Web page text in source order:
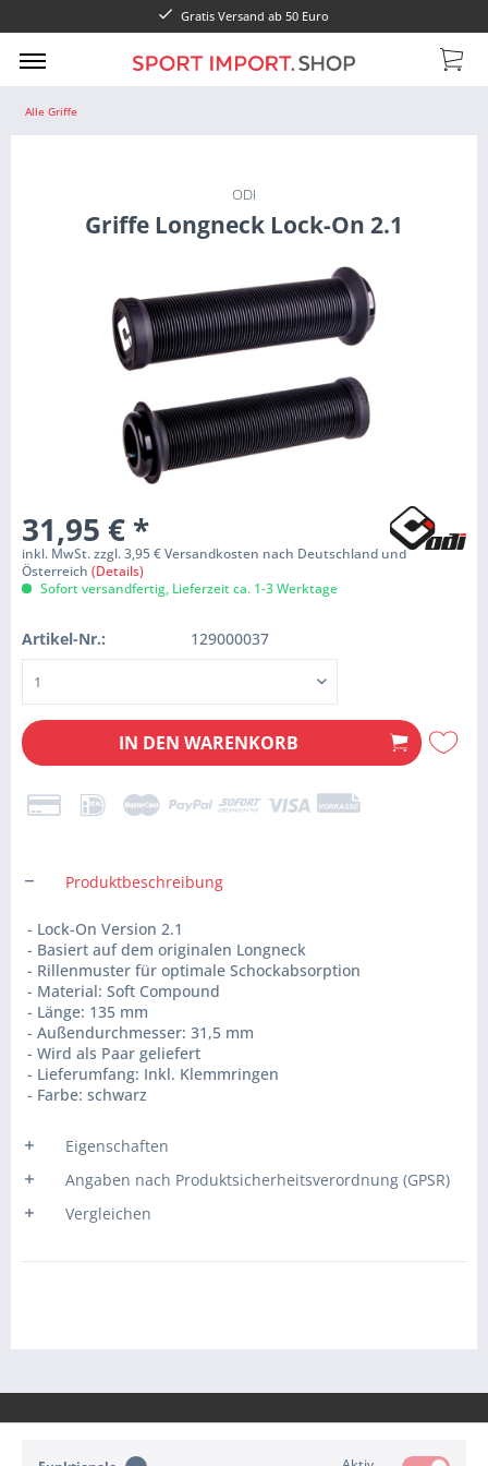
Gratis Versand ab 50 Euro
Alle Griffe
ODI
Griffe Longneck Lock-On 2.1
31,95 € *
inkl. MwSt. zzgl. 3,95 € Versandkosten nach Deutschland und
Österreich (Details)
Sofort versandfertig, Lieferzeit ca. 1-3 Werktage
Artikel-Nr.: 129000037
IN DEN WARENKORB
Produktbeschreibung
- Lock-On Version 2.1
- Basiert auf dem originalen Longneck
- Rillenmuster für optimale Schockabsorption
- Material: Soft Compound
- Länge: 135 mm
- Außendurchmesser: 31,5 mm
- Wird als Paar geliefert
- Lieferumfang: Inkl. Klemmringen
- Farbe: schwarz
Eigenschaften
Angaben nach Produktsicherheitsverordnung (GPSR)
Vergleichen